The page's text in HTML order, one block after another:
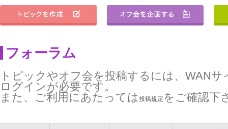
フォーラム
トピックやオフ会を投稿するには、WAN
ログインが必要です。
また、ご利用にあたっては 投稿規定 をご確認下